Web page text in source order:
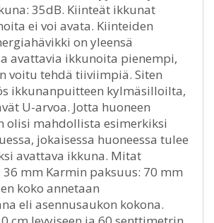
35dB. Kiinteät ikkunat
ei voi avata. Kiinteiden
on yleensä
avattavia ikkunoita pienempi,
voitu tehdä tiiviimpiä. Siten
ikkunanpuitteen kylmäsilloilta,
U-arvoa. Jotta huoneen
olisi mahdollista esimerkiksi
jokaisessa huoneessa tulee
avattava ikkuna. Mitat
36 mm Karmin paksuus: 70 mm
koko annetaan
eli asennusaukon kokona.